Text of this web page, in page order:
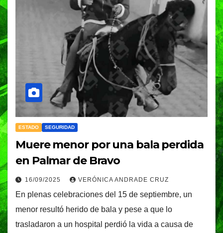
ESTADO SEGURIDAD
Muere menor por una bala perdida
en Palmar de Bravo
16/09/2025 VERÓNICA ANDRADE CRUZ
En plenas celebraciones del 15 de septiembre, un
menor resultó herido de bala y pese a que lo
trasladaron a un hospital perdió la vida a causa de